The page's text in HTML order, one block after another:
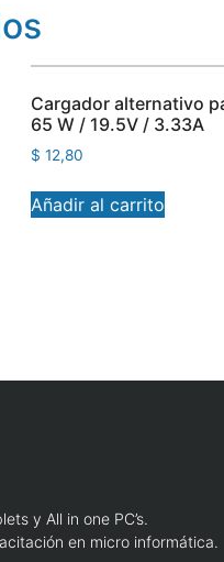
Cargador alternativo
65 W / 19.5V / 3.33A
$ 12,80
Añadir al carrito
y All in one PC’s.
en micro informática.